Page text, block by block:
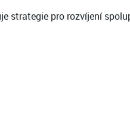
strategie pro rozvíjení